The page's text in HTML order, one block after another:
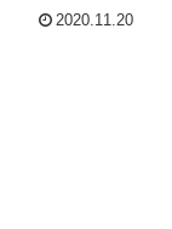
2020.11.20